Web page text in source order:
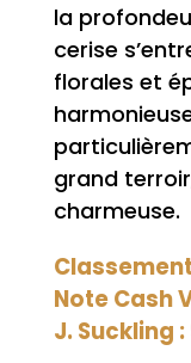
la
cerise
florales et
grand
charmeuse.
Note Cash
J. Suckling